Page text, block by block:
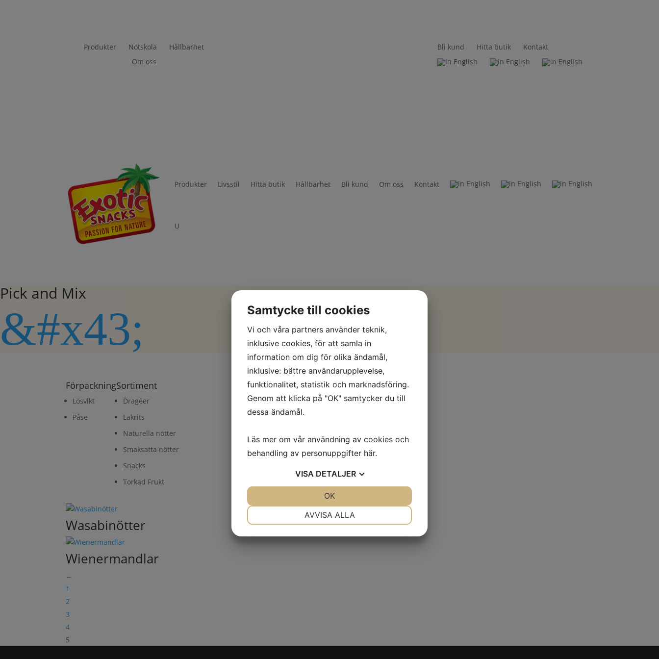
Produkter Nötskola
Hållbarhet
Om oss
Bli kund Hitta butik Kontakt
Produkter Livsstil Hitta butik Hållbarhet Bli kund Om oss Kontakt
U
Pick and Mix
&#x43;
Förpackning
Lösvikt
Påse
Sortiment
Dragéer
Lakrits
Naturella nötter
Smaksatta nötter
Snacks
Torkad Frukt
Wasabinötter
Wienermandlar
←
1
2
3
4
5
Samtycke till cookies
Vi och våra partners använder teknik,
inklusive cookies, för att samla in
information om dig för olika ändamål,
inklusive: bättre användarupplevelse,
funktionalitet, statistik och marknadsföring.
Genom att klicka på "OK" samtycker du till
dessa ändamål.
Läs mer om vår användning av cookies och
behandling av personuppgifter här.
VISA DETALJER
AVVISA ALLA
OK